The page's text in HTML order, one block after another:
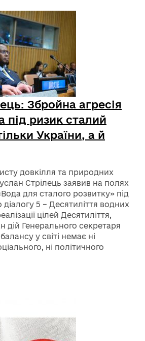
Збройна агресія
під ризик сталий
України, а й
довкілля та природних
Стрілець заявив на полях
для сталого розвитку» під
діалогу 5 – Десятиліття водних
цілей Десятиліття,
дій Генерального секретаря
у світі немає ні
ні політичного